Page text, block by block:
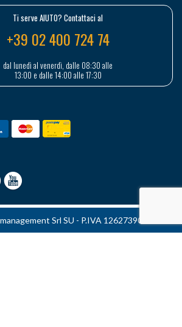
Ti serve AIUTO? Contattaci al
+39 02 400 724 74
dal lunedì al venerdì, dalle 08:30 alle
13:00 e dalle 14:00 alle 17:30
Srl SU - P.IVA 12627390151